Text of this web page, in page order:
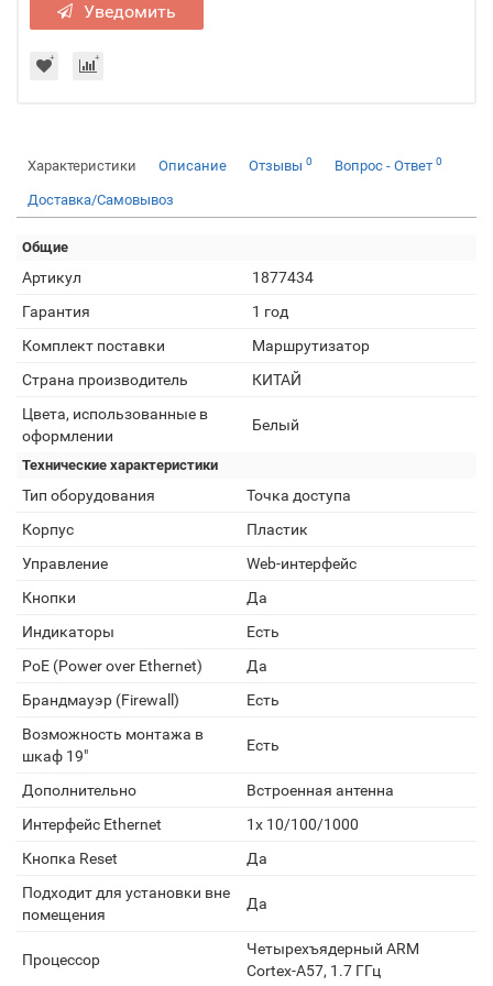
Уведомить
Характеристики Описание Отзывы 0 Вопрос - Ответ 0
Доставка/Самовывоз
Общие
Артикул
1877434
Гарантия
1 год
Комплект поставки
Маршрутизатор
Страна производитель
КИТАЙ
Цвета, использованные в
оформлении
Белый
Технические характеристики
Тип оборудования
Точка доступа
Корпус
Пластик
Управление
Web-интерфейс
Кнопки
Да
Индикаторы
Есть
PoE (Power over Ethernet)
Да
Брандмауэр (Firewall)
Есть
Возможность монтажа в
шкаф 19"
Есть
Дополнительно
Встроенная антенна
Интерфейс Ethernet
1x 10/100/1000
Кнопка Reset
Да
Подходит для установки вне
помещения
Да
Процессор
Четырехъядерный ARM
Cortex-A57, 1.7 ГГц